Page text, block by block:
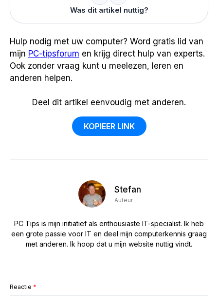
Was dit artikel nuttig?
Hulp nodig met uw computer? Word gratis lid van
mijn PC-tipsforum en krijg direct hulp van experts.
Ook zonder vraag kunt u meelezen, leren en
anderen helpen.
Deel dit artikel eenvoudig met anderen.
KOPIEER LINK
Stefan
Auteur
PC Tips is mijn initiatief als enthousiaste IT-specialist. Ik heb
een grote passie voor IT en deel mijn computerkennis graag
met anderen. Ik hoop dat u mijn website nuttig vindt.
Reactie *